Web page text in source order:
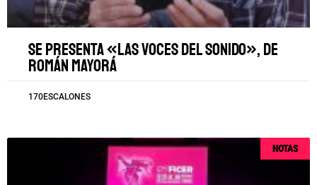
Se presenta «Las voces del sonido», de
Román Mayorá
170ESCALONES
NOTAS